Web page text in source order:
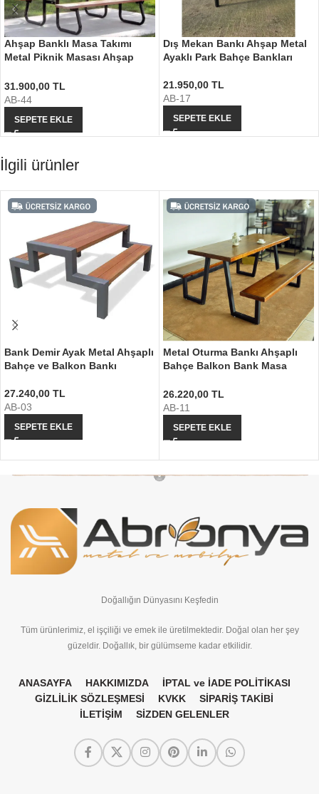
Ahşap Banklı Masa Takımı
Metal Piknik Masası Ahşap
31.900,00 TL
AB-44
SEPETE EKLE
Dış Mekan Bankı Ahşap Metal
Ayaklı Park Bahçe Bankları
21.950,00 TL
AB-17
SEPETE EKLE
İlgili ürünler
Bank Demir Ayak Metal Ahşaplı
Bahçe ve Balkon Bankı
27.240,00 TL
AB-03
SEPETE EKLE
Metal Oturma Bankı Ahşaplı
Bahçe Balkon Bank Masa
26.220,00 TL
AB-11
SEPETE EKLE
Doğallığın Dünyasını Keşfedin
Tüm ürünlerimiz, el işçiliği ve emek ile üretilmektedir. Doğal olan her şey
güzeldir. Doğallık, bir gülümseme kadar etkilidir.
ANASAYFA HAKKIMIZDA
İPTAL ve İADE POLİTİKASI
GİZLİLİK SÖZLEŞMESİ
KVKK
SİPARİŞ TAKİBİ
İLETİŞİM
SİZDEN GELENLER